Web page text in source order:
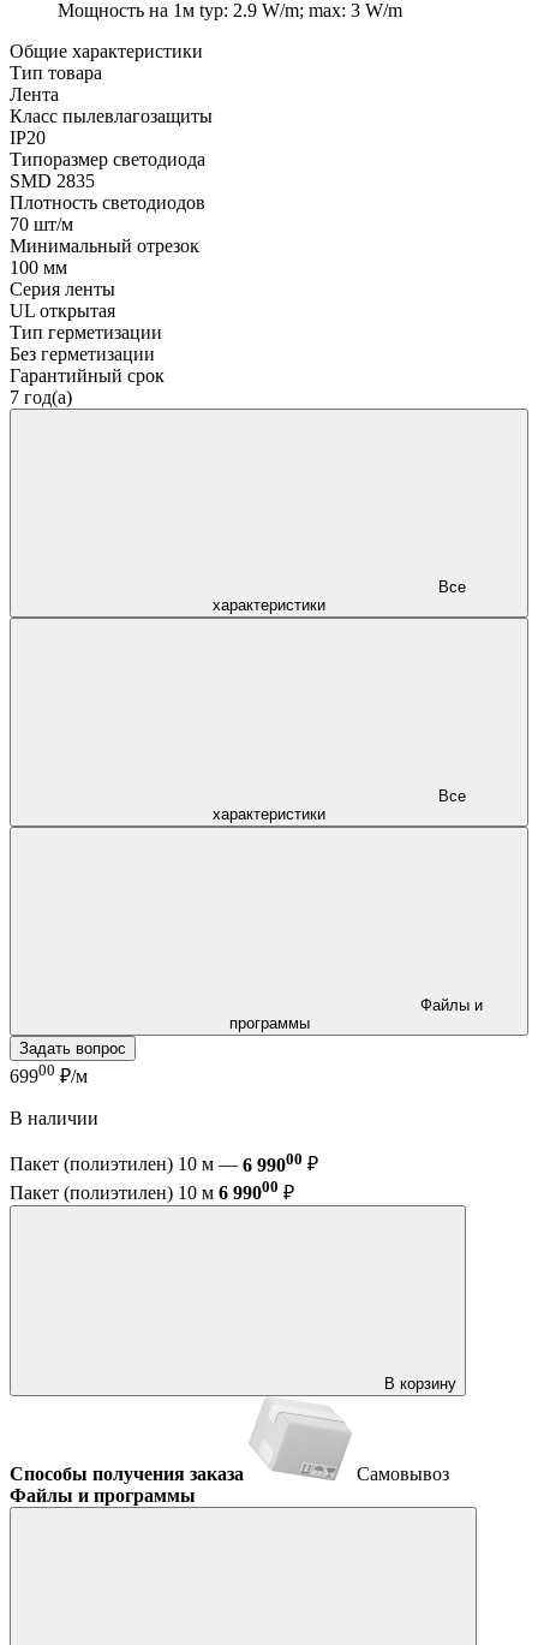
Мощность на 1м typ: 2.9 W/m; max: 3 W/m
Общие характеристики
Тип товара
Лента
Класс пылевлагозащиты
IP20
Типоразмер светодиода
SMD 2835
Плотность светодиодов
70 шт/м
Минимальный отрезок
100 мм
Серия ленты
UL открытая
Тип герметизации
Без герметизации
Гарантийный срок
7 год(а)
характеристики
характеристики
программы
Задать вопрос
69900 ₽/м
В наличии
Пакет (полиэтилен) 10 м — 6 99000 ₽
Пакет (полиэтилен) 10 м 6 99000 ₽
В корзину
Способы получения заказа
Самовывоз
Файлы и программы